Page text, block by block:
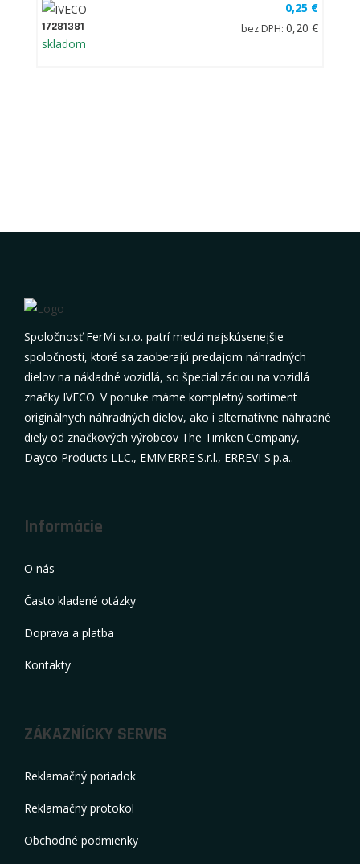
17281381
skladom
0,25 €
bez DPH: 0,20 €
Spoločnosť FerMi s.r.o. patrí medzi najskúsenejšie
spoločnosti, ktoré sa zaoberajú predajom náhradných
dielov na nákladné vozidlá, so špecializáciou na vozidlá
značky IVECO. V ponuke máme kompletný sortiment
originálnych náhradných dielov, ako i alternatívne náhradné
diely od značkových výrobcov The Timken Company,
Dayco Products LLC., EMMERRE S.r.l., ERREVI S.p.a..
Informácie
O nás
Často kladené otázky
Doprava a platba
Kontakty
ZÁKAZNÍCKY SERVIS
Reklamačný poriadok
Reklamačný protokol
Obchodné podmienky